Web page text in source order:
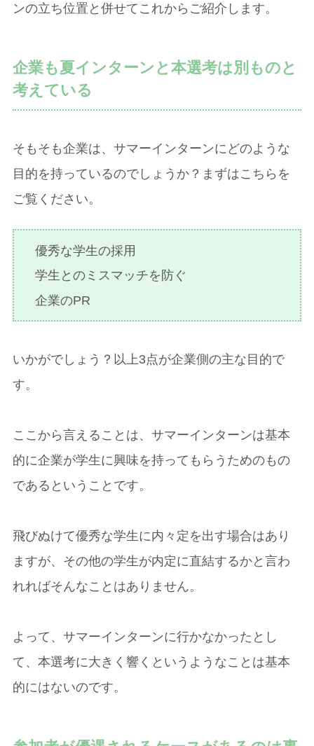
ンの立ち位置と併せてこれからご紹介します。
企業も夏インターンと本選考は別ものと
考えている
そもそも企業は、サマーインターンにどのような
目的を持っているのでしょうか？まずはこちらを
ご覧ください。
優秀な学生の採用
学生とのミスマッチを防ぐ
企業のPR
いかがでしょう？以上3点が企業側の主な目的で
す。
ここから言えることは、サマーインターンは基本
的に企業が学生に興味を持ってもらうためのもの
であるということです。
飛びぬけて優秀な学生に内々定を出す場合はあり
ますが、その他の学生が内定に直結するかと言わ
れればそんなことはありません。
よって、サマーインターンに行かなかったとし
て、本選考に大きく響くというようなことは基本
的にはないのです。